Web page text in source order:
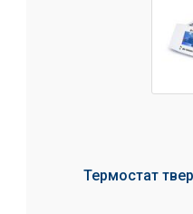
Термостат